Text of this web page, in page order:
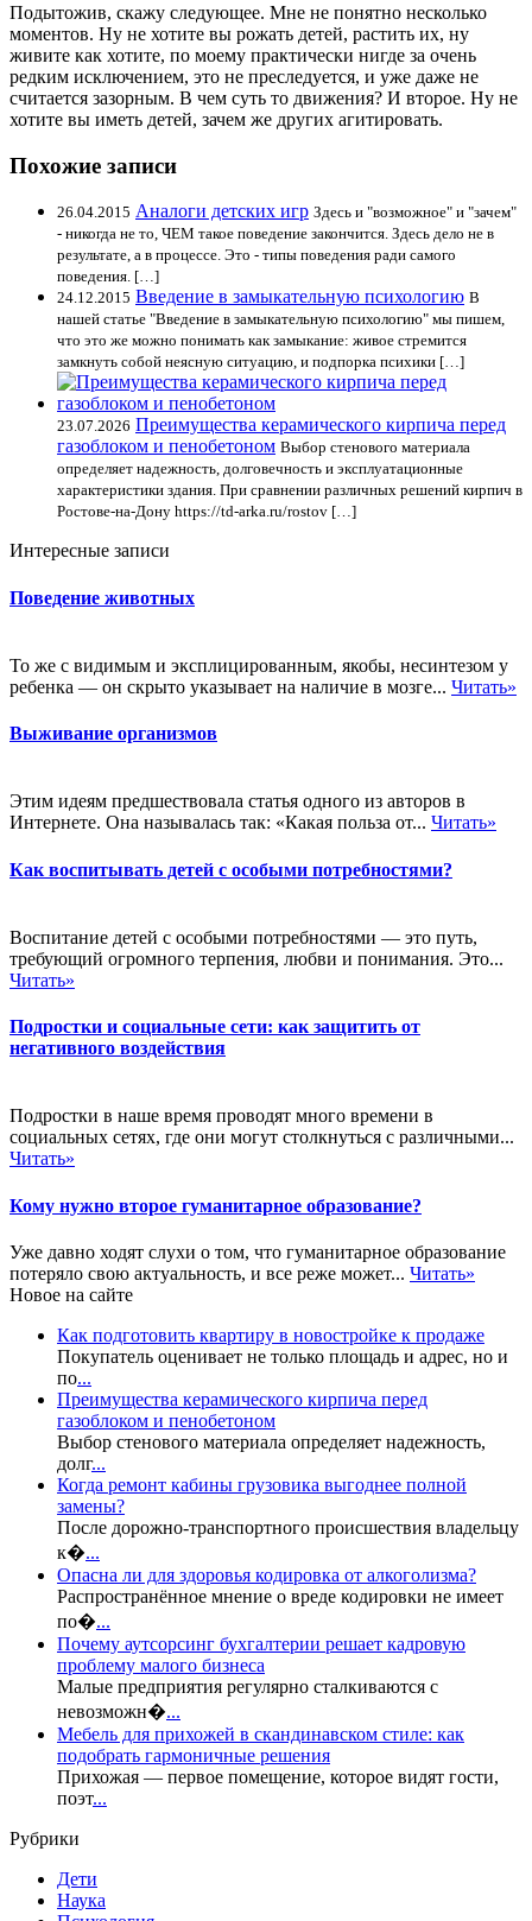
Подытожив, скажу следующее. Мне не понятно несколько
моментов. Ну не хотите вы рожать детей, растить их, ну
живите как хотите, по моему практически нигде за очень
редким исключением, это не преследуется, и уже даже не
считается зазорным. В чем суть то движения? И второе. Ну не
хотите вы иметь детей, зачем же других агитировать.
Похожие записи
26.04.2015 Аналоги детских игр Здесь и "возможное" и "зачем"
- никогда не то, ЧЕМ такое поведение закончится. Здесь дело не в
результате, а в процессе. Это - типы поведения ради самого
поведения. […]
24.12.2015 Введение в замыкательную психологию В
нашей статье "Введение в замыкательную психологию" мы пишем,
что это же можно понимать как замыкание: живое стремится
замкнуть собой неясную ситуацию, и подпорка психики […]
23.07.2026 Преимущества керамического кирпича перед
газоблоком и пенобетоном Выбор стенового материала
определяет надежность, долговечность и эксплуатационные
характеристики здания. При сравнении различных решений кирпич в
Ростове-на-Дону https://td-arka.ru/rostov […]
Интересные записи
Поведение животных
То же с видимым и эксплицированным, якобы, несинтезом у
ребенка — он скрыто указывает на наличие в мозге... Читать»
Выживание организмов
Этим идеям предшествовала статья одного из авторов в
Интернете. Она называлась так: «Какая польза от... Читать»
Как воспитывать детей с особыми потребностями?
Воспитание детей с особыми потребностями — это путь,
требующий огромного терпения, любви и понимания. Это...
Читать»
Подростки и социальные сети: как защитить от
негативного воздействия
Подростки в наше время проводят много времени в
социальных сетях, где они могут столкнуться с различными...
Читать»
Кому нужно второе гуманитарное образование?
Уже давно ходят слухи о том, что гуманитарное образование
потеряло свою актуальность, и все реже может... Читать»
Новое на сайте
Как подготовить квартиру в новостройке к продаже
Покупатель оценивает не только площадь и адрес, но и
по...
Преимущества керамического кирпича перед
газоблоком и пенобетоном
Выбор стенового материала определяет надежность,
долг...
Когда ремонт кабины грузовика выгоднее полной
замены?
После дорожно-транспортного происшествия владельцу
к�...
Опасна ли для здоровья кодировка от алкоголизма?
Распространённое мнение о вреде кодировки не имеет
по�...
Почему аутсорсинг бухгалтерии решает кадровую
проблему малого бизнеса
Малые предприятия регулярно сталкиваются с
невозможн�...
Мебель для прихожей в скандинавском стиле: как
подобрать гармоничные решения
Прихожая — первое помещение, которое видят гости,
поэт...
Рубрики
Дети
Наука